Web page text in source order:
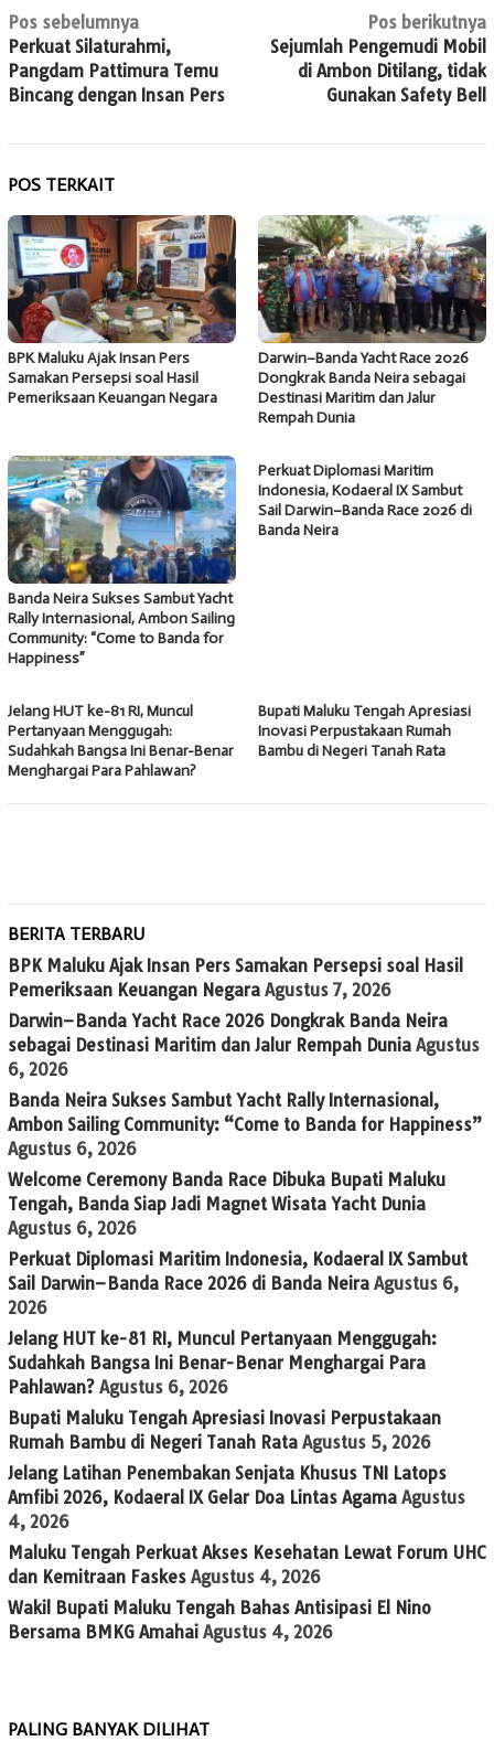
Navigasi
pos
Pos sebelumnya
Perkuat Silaturahmi,
Pangdam Pattimura Temu
Bincang dengan Insan Pers
Pos berikutnya
Sejumlah Pengemudi Mobil
di Ambon Ditilang, tidak
Gunakan Safety Bell
POS TERKAIT
BPK Maluku Ajak Insan Pers
Samakan Persepsi soal Hasil
Pemeriksaan Keuangan Negara
Darwin–Banda Yacht Race 2026
Dongkrak Banda Neira sebagai
Destinasi Maritim dan Jalur
Rempah Dunia
Banda Neira Sukses Sambut Yacht
Rally Internasional, Ambon Sailing
Community: “Come to Banda for
Happiness”
Perkuat Diplomasi Maritim
Indonesia, Kodaeral IX Sambut
Sail Darwin–Banda Race 2026 di
Banda Neira
Jelang HUT ke-81 RI, Muncul
Pertanyaan Menggugah:
Sudahkah Bangsa Ini Benar-Benar
Menghargai Para Pahlawan?
Bupati Maluku Tengah Apresiasi
Inovasi Perpustakaan Rumah
Bambu di Negeri Tanah Rata
BERITA TERBARU
BPK Maluku Ajak Insan Pers Samakan Persepsi soal Hasil
Pemeriksaan Keuangan Negara Agustus 7, 2026
Darwin–Banda Yacht Race 2026 Dongkrak Banda Neira
sebagai Destinasi Maritim dan Jalur Rempah Dunia Agustus
6, 2026
Banda Neira Sukses Sambut Yacht Rally Internasional,
Ambon Sailing Community: “Come to Banda for Happiness”
Agustus 6, 2026
Welcome Ceremony Banda Race Dibuka Bupati Maluku
Tengah, Banda Siap Jadi Magnet Wisata Yacht Dunia
Agustus 6, 2026
Perkuat Diplomasi Maritim Indonesia, Kodaeral IX Sambut
Sail Darwin–Banda Race 2026 di Banda Neira Agustus 6,
2026
Jelang HUT ke-81 RI, Muncul Pertanyaan Menggugah:
Sudahkah Bangsa Ini Benar-Benar Menghargai Para
Pahlawan? Agustus 6, 2026
Bupati Maluku Tengah Apresiasi Inovasi Perpustakaan
Rumah Bambu di Negeri Tanah Rata Agustus 5, 2026
Jelang Latihan Penembakan Senjata Khusus TNI Latops
Amfibi 2026, Kodaeral IX Gelar Doa Lintas Agama Agustus
4, 2026
Maluku Tengah Perkuat Akses Kesehatan Lewat Forum UHC
dan Kemitraan Faskes Agustus 4, 2026
Wakil Bupati Maluku Tengah Bahas Antisipasi El Nino
Bersama BMKG Amahai Agustus 4, 2026
PALING BANYAK DILIHAT